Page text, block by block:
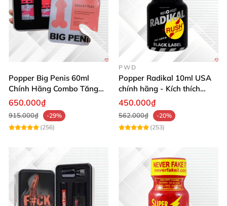
Popper Big Penis 60ml
Chính Hãng Combo Tăng
Phê Mạnh Mẽ Cho Top Bot
650.000₫
915.000₫
-29%
(256)
PWD
Popper Radikal 10ml USA
chính hãng - Kích thích
mạnh mẽ, an toàn
450.000₫
562.000₫
-20%
(253)